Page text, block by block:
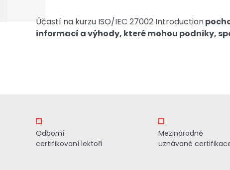
Účastí na kurzu ISO/IEC 27002 Introduction
informací a výhody, které mohou podniky,
Odborní
certifikovaní lektoři
Mezinárodně
uznávané